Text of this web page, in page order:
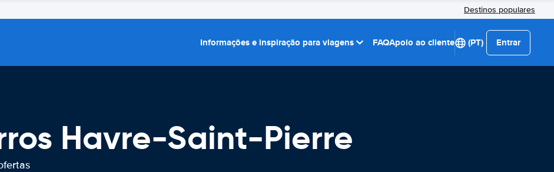
Destinos populares
Informações e inspiração para viagens FAQApoio ao cliente (PT) Entrar
Havre-Saint-Pierre